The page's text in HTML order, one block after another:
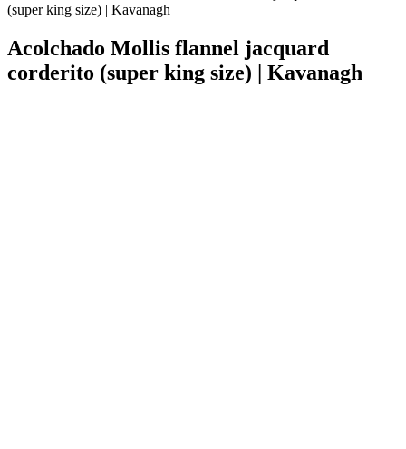
(super king size) | Kavanagh
Acolchado Mollis flannel jacquard
corderito (super king size) | Kavanagh